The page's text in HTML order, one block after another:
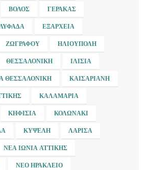
ΒΌΛΟΣ ΓΈΡΑΚΑΣ
ΕΞΆΡΧΕΙΑ
ΖΩΓΡΆΦΟΥ ΗΛΙΟΎΠΟΛΗ
ΘΕΣΣΑΛΟΝΊΚΗ ΙΛΊΣΙΑ
ΘΕΣΣΑΛΟΝΊΚΗ ΚΑΙΣΑΡΙΑΝΉ
ΚΑΛΑΜΑΡΙΆ
ΚΗΦΙΣΙΆ ΚΟΛΩΝΆΚΙ
ΚΥΨΈΛΗ ΛΆΡΙΣΑ
ΝΈΑ ΙΩΝΊΑ ΑΤΤΙΚΉΣ
ΝΈΟ ΗΡΆΚΛΕΙΟ